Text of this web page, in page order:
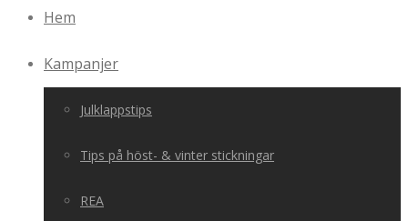
Hem
Kampanjer
Julklappstips
Tips på höst- & vinter stickningar
REA